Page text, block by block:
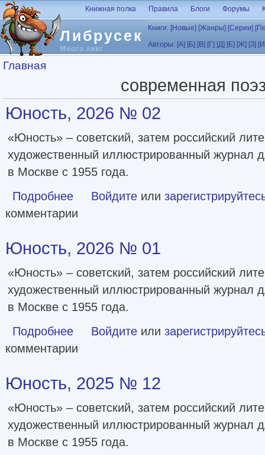
Перейти к основному содержанию
Либрусек
Много книг
Книжная полка Правила Блоги Форумы
Книги: [Новые] [Жанры] [Серии]
Авторы: [А] [Б] [В] [Г] [Д] [Е] [Ж] [З]
Вы здесь
Главная
современная
Юность, 2026 № 02
«Юность» – советский, затем российский
художественный иллюстрированный журнал
в Москве с 1955 года.
Подробнее о Юность, 2026 № 02
Войдите или
комментарии
Юность, 2026 № 01
«Юность» – советский, затем российский
художественный иллюстрированный журнал
в Москве с 1955 года.
Подробнее о Юность, 2026 № 01
Войдите или
комментарии
Юность, 2025 № 12
«Юность» – советский, затем российский
художественный иллюстрированный журнал
в Москве с 1955 года.